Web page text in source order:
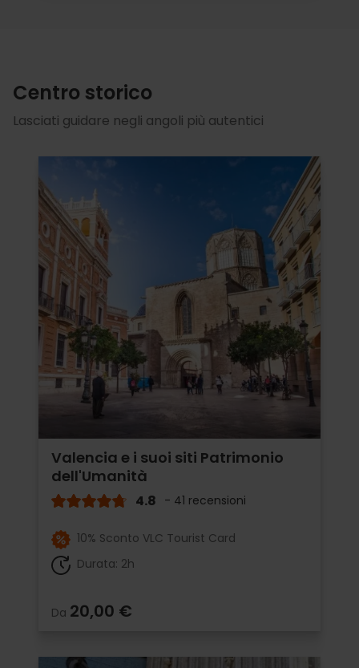
Centro storico
Lasciati guidare negli angoli più autentici
Valencia e i suoi siti Patrimonio
dell'Umanità
4.8 - 41 recensioni
10% Sconto VLC Tourist Card
Durata: 2h
Da 20,00 €